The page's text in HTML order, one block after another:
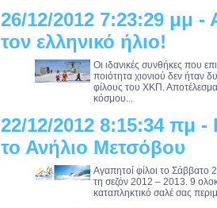
26/12/2012 7:23:29 μμ -
τον ελληνικό ήλιο!
Οι ιδανικές συνθήκες που
ποιότητα χιονιού δεν ήταν
φίλους του ΧΚΠ.
κόσμου...
22/12/2012 8:15:34 πμ -
το Ανήλιο Μετσόβου
Αγαπητοί φίλοι το Σάββατο
τη σεζόν 2012 – 2013. 9
καταπληκτικό σαλέ σας